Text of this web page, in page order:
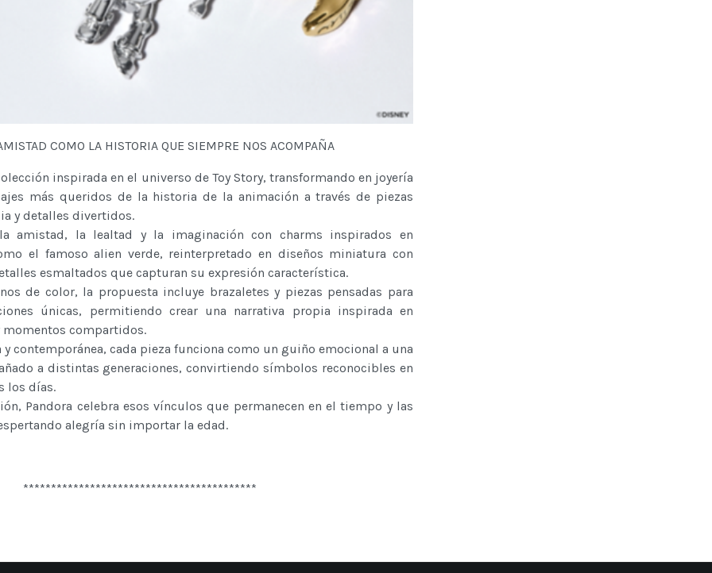
COMO LA HISTORIA QUE SIEMPRE NOS ACOMPAÑA
inspirada en el universo de Toy Story, transformando en joyería
más queridos de la historia de la animación a través de piezas
y detalles divertidos.
amistad, la lealtad y la imaginación con charms inspirados en
el famoso alien verde, reinterpretado en diseños miniatura con
esmaltados que capturan su expresión característica.
de color, la propuesta incluye brazaletes y piezas pensadas para
únicas, permitiendo crear una narrativa propia inspirada en
momentos compartidos.
contemporánea, cada pieza funciona como un guiño emocional a una
a distintas generaciones, convirtiendo símbolos reconocibles en
los días.
Pandora celebra esos vínculos que permanecen en el tiempo y las
alegría sin importar la edad.
******************************************